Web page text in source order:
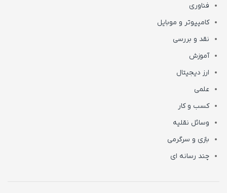
فناوری
کامپیوتر و موبایل
نقد و بررسی
آموزش
ارز دیجیتال
علمی
کسب و کار
وسائل نقلیه
بازی و سرگرمی
چند رسانه ای